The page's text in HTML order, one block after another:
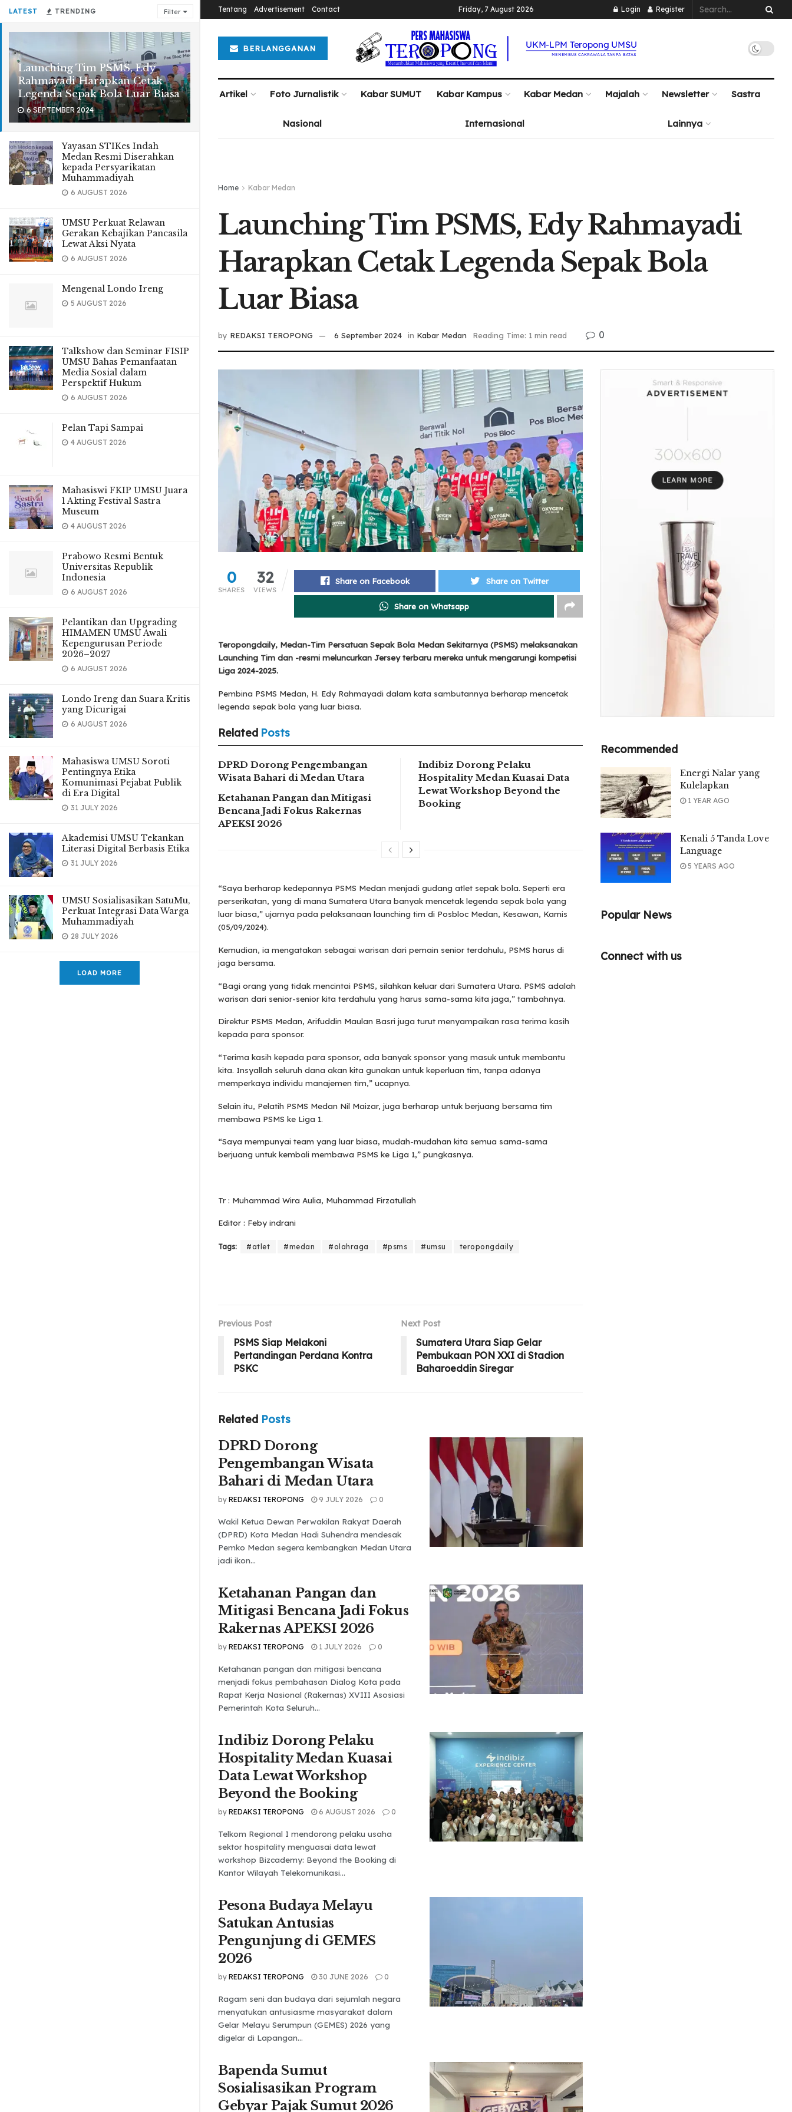
LATEST TRENDING Filter
Launching Tim PSMS, Edy
Rahmayadi Harapkan Cetak
Legenda Sepak Bola Luar Biasa
6 SEPTEMBER 2024
Yayasan STIKes Indah
Medan Resmi Diserahkan
kepada Persyarikatan
Muhammadiyah
6 AUGUST 2026
UMSU Perkuat Relawan
Gerakan Kebajikan Pancasila
Lewat Aksi Nyata
6 AUGUST 2026
Mengenal Londo Ireng
5 AUGUST 2026
Talkshow dan Seminar FISIP
UMSU Bahas Pemanfaatan
Media Sosial dalam
Perspektif Hukum
6 AUGUST 2026
Pelan Tapi Sampai
4 AUGUST 2026
Mahasiswi FKIP UMSU Juara
1 Akting Festival Sastra
Museum
4 AUGUST 2026
Prabowo Resmi Bentuk
Universitas Republik
Indonesia
6 AUGUST 2026
Pelantikan dan Upgrading
HIMAMEN UMSU Awali
Kepengurusan Periode
2026–2027
6 AUGUST 2026
Londo Ireng dan Suara Kritis
yang Dicurigai
6 AUGUST 2026
Mahasiswa UMSU Soroti
Pentingnya Etika
Komunimasi Pejabat Publik
di Era Digital
31 JULY 2026
Akademisi UMSU Tekankan
Literasi Digital Berbasis Etika
31 JULY 2026
UMSU Sosialisasikan SatuMu,
Perkuat Integrasi Data Warga
Muhammadiyah
28 JULY 2026
LOAD MORE
Tentang Advertisement Contact Friday, 7 August 2026 Login Register
BERLANGGANAN
Artikel Foto Jurnalistik Kabar SUMUT Kabar Kampus Kabar Medan Majalah Newsletter Sastra
Nasional Internasional Lainnya
Home Kabar Medan
Launching Tim PSMS, Edy Rahmayadi
Harapkan Cetak Legenda Sepak Bola
Luar Biasa
by REDAKSI TEROPONG 6 September 2024 in Kabar Medan Reading Time: 1 min read 0
0
SHARES
32
VIEWS
Share on Facebook Share on Twitter
Share on Whatsapp
Teropongdaily, Medan-Tim Persatuan Sepak Bola Medan Sekitarnya (PSMS) melaksanakan
Launching Tim dan -resmi meluncurkan Jersey terbaru mereka untuk mengarungi kompetisi
Liga 2024-2025.
Pembina PSMS Medan, H. Edy Rahmayadi dalam kata sambutannya berharap mencetak
legenda sepak bola yang luar biasa.
Related Posts
DPRD Dorong Pengembangan
Wisata Bahari di Medan Utara
Ketahanan Pangan dan Mitigasi
Bencana Jadi Fokus Rakernas
APEKSI 2026
Indibiz Dorong Pelaku
Hospitality Medan Kuasai Data
Lewat Workshop Beyond the
Booking
“Saya berharap kedepannya PSMS Medan menjadi gudang atlet sepak bola. Seperti era
perserikatan, yang di mana Sumatera Utara banyak mencetak legenda sepak bola yang
luar biasa,” ujarnya pada pelaksanaan launching tim di Posbloc Medan, Kesawan, Kamis
(05/09/2024).
Kemudian, ia mengatakan sebagai warisan dari pemain senior terdahulu, PSMS harus di
jaga bersama.
“Bagi orang yang tidak mencintai PSMS, silahkan keluar dari Sumatera Utara. PSMS adalah
warisan dari senior-senior kita terdahulu yang harus sama-sama kita jaga,” tambahnya.
Direktur PSMS Medan, Arifuddin Maulan Basri juga turut menyampaikan rasa terima kasih
kepada para sponsor.
“Terima kasih kepada para sponsor, ada banyak sponsor yang masuk untuk membantu
kita. Insyallah seluruh dana akan kita gunakan untuk keperluan tim, tanpa adanya
memperkaya individu manajemen tim,” ucapnya.
Selain itu, Pelatih PSMS Medan Nil Maizar, juga berharap untuk berjuang bersama tim
membawa PSMS ke Liga 1.
“Saya mempunyai team yang luar biasa, mudah-mudahan kita semua sama-sama
berjuang untuk kembali membawa PSMS ke Liga 1,” pungkasnya.
Tr : Muhammad Wira Aulia, Muhammad Firzatullah
Editor : Feby indrani
Tags: #atlet #medan #olahraga #psms #umsu teropongdaily
Previous Post
PSMS Siap Melakoni
Pertandingan Perdana Kontra
PSKC
Next Post
Sumatera Utara Siap Gelar
Pembukaan PON XXI di Stadion
Baharoeddin Siregar
Related Posts
DPRD Dorong
Pengembangan Wisata
Bahari di Medan Utara
by REDAKSI TEROPONG 9 JULY 2026 0
Wakil Ketua Dewan Perwakilan Rakyat Daerah
(DPRD) Kota Medan Hadi Suhendra mendesak
Pemko Medan segera kembangkan Medan Utara
jadi ikon...
Ketahanan Pangan dan
Mitigasi Bencana Jadi Fokus
Rakernas APEKSI 2026
by REDAKSI TEROPONG 1 JULY 2026 0
Ketahanan pangan dan mitigasi bencana
menjadi fokus pembahasan Dialog Kota pada
Rapat Kerja Nasional (Rakernas) XVIII Asosiasi
Pemerintah Kota Seluruh...
Indibiz Dorong Pelaku
Hospitality Medan Kuasai
Data Lewat Workshop
Beyond the Booking
by REDAKSI TEROPONG 6 AUGUST 2026 0
Telkom Regional I mendorong pelaku usaha
sektor hospitality menguasai data lewat
workshop Bizcademy: Beyond the Booking di
Kantor Wilayah Telekomunikasi...
Pesona Budaya Melayu
Satukan Antusias
Pengunjung di GEMES
2026
by REDAKSI TEROPONG 30 JUNE 2026 0
Ragam seni dan budaya dari sejumlah negara
menyatukan antusiasme masyarakat dalam
Gelar Melayu Serumpun (GEMES) 2026 yang
digelar di Lapangan...
Bapenda Sumut
Sosialisasikan Program
Gebyar Pajak Sumut 2026
Recommended
Energi Nalar yang
Kulelapkan
1 YEAR AGO
Kenali 5 Tanda Love
Language
5 YEARS AGO
Popular News
Connect with us